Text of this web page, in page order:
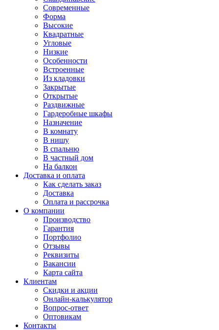
Современные
Форма
Высокие
Квадратные
Угловые
Низкие
Особенности
Встроенные
Из кладовки
Закрытые
Открытые
Раздвижные
Гардеробные шкафы
Назначение
В комнату
В нишу
В спальню
В частный дом
На балкон
Доставка и оплата
Как сделать заказ
Доставка
Оплата и рассрочка
О компании
Производство
Гарантия
Портфолио
Отзывы
Реквизиты
Вакансии
Карта сайта
Клиентам
Скидки и акции
Онлайн-калькулятор
Вопрос-ответ
Оптовикам
Контакты